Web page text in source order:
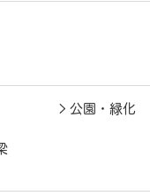
公園・緑化